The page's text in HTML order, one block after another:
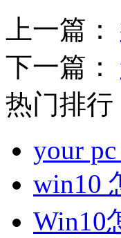
上一篇：
下一篇：
热门排行
your
win10
Win10